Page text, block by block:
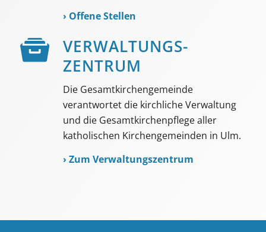
› Offene Stellen
VER­WALTUNGS­­
ZENTRUM
Die Gesamtkirchengemeinde
verantwortet die kirchliche Verwaltung
und die Gesamtkirchenpflege aller
katholischen Kirchengemeinden in Ulm.
› Zum Verwaltungszentrum